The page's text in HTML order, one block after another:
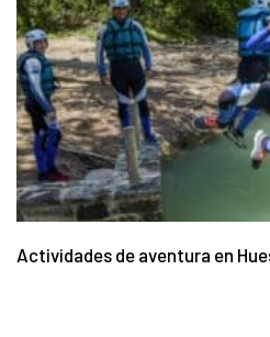
Actividades de aventura en